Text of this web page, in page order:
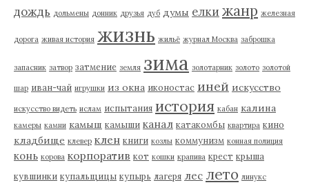
дождь дольмены донник друзья дуб думы елки жанр железная
дорога живая история жизнь жильё журнал Москва заброшка
запасник затвор затмение земля зима золотарник золото золотой
шар иван-чай игрушки из окна иконостас иней искусство
искусство видеть ислам испытания история кабан калина
камеры камни камыш камыши канал катакомбы квартира кино
кладбище клевер клен книги козлы коммунизм конная полиция
конь корова корпоратив кот кошки крапива крест крыша
кувшинки купальщицы купырь лагеря лес лето линукс